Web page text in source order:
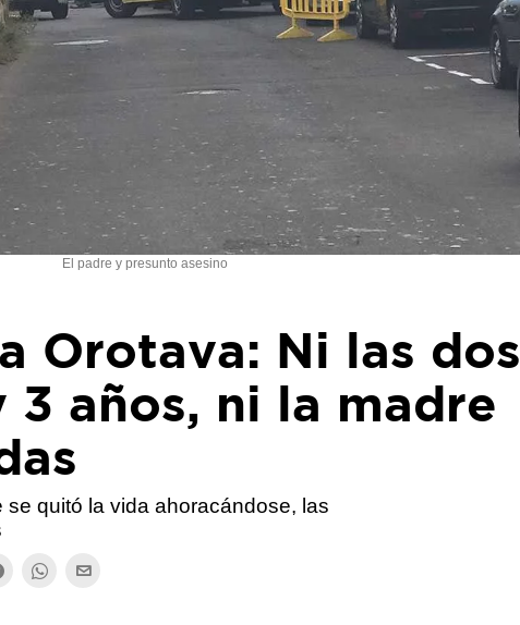
El padre y presunto asesino
Orotava: Ni las dos
3 años, ni la madre
quitó la vida ahoracándose, las